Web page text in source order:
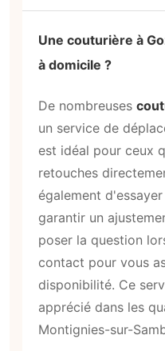
Une couturière à
à domicile ?
De nombreuses
un service de
est idéal pour ceux
retouches
également
garantir un
poser la question
contact pour vous
disponibilité. Ce
apprécié dans les
Montignies-sur-